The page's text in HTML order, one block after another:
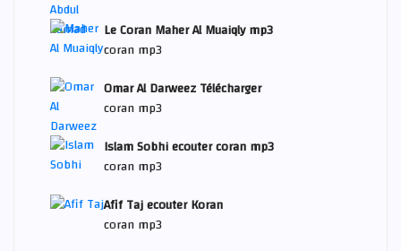
Le Coran Maher Al Muaiqly mp3
coran mp3
Omar Al Darweez Télécharger
coran mp3
Islam Sobhi ecouter coran mp3
coran mp3
Afif Taj ecouter Koran
coran mp3